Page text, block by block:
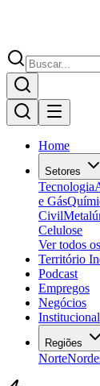
Home
Setores
Tecnologia
e Gás
Civil
Celulose
Ver todos
Território
Podcast
Empregos
Negócios
Institucional
Regiões
Norte